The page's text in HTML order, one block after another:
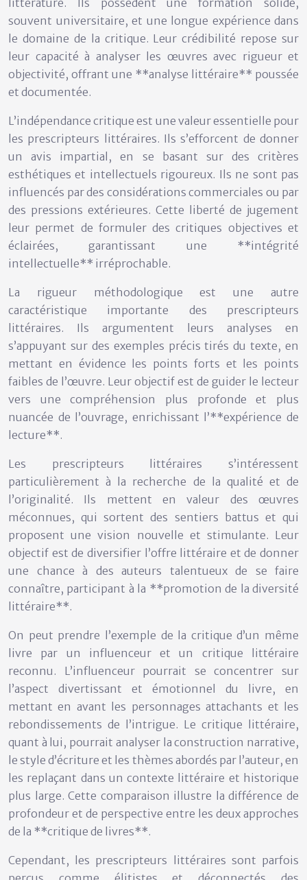
souvent universitaire, et une longue expérience dans
le domaine de la critique. Leur crédibilité repose sur
leur capacité à analyser les œuvres avec rigueur et
objectivité, offrant une **analyse littéraire** poussée
et documentée.
L’indépendance critique est une valeur essentielle pour
les prescripteurs littéraires. Ils s’efforcent de donner
un avis impartial, en se basant sur des critères
esthétiques et intellectuels rigoureux. Ils ne sont pas
influencés par des considérations commerciales ou par
des pressions extérieures. Cette liberté de jugement
leur permet de formuler des critiques objectives et
éclairées, garantissant une **intégrité
intellectuelle** irréprochable.
La rigueur méthodologique est une autre
caractéristique importante des prescripteurs
littéraires. Ils argumentent leurs analyses en
s’appuyant sur des exemples précis tirés du texte, en
mettant en évidence les points forts et les points
faibles de l’œuvre. Leur objectif est de guider le lecteur
vers une compréhension plus profonde et plus
nuancée de l’ouvrage, enrichissant l’**expérience de
lecture**.
Les prescripteurs littéraires s’intéressent
particulièrement à la recherche de la qualité et de
l’originalité. Ils mettent en valeur des œuvres
méconnues, qui sortent des sentiers battus et qui
proposent une vision nouvelle et stimulante. Leur
objectif est de diversifier l’offre littéraire et de donner
une chance à des auteurs talentueux de se faire
connaître, participant à la **promotion de la diversité
littéraire**.
On peut prendre l’exemple de la critique d’un même
livre par un influenceur et un critique littéraire
reconnu. L’influenceur pourrait se concentrer sur
l’aspect divertissant et émotionnel du livre, en
mettant en avant les personnages attachants et les
rebondissements de l’intrigue. Le critique littéraire,
quant à lui, pourrait analyser la construction narrative,
le style d’écriture et les thèmes abordés par l’auteur, en
les replaçant dans un contexte littéraire et historique
plus large. Cette comparaison illustre la différence de
profondeur et de perspective entre les deux approches
de la **critique de livres**.
Cependant, les prescripteurs littéraires sont parfois